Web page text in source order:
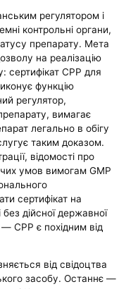
регулятором і
контрольні органи,
препарату. Мета
на реалізацію
сертифікат CPP для
функцію
регулятор,
вимагає
легально в обігу
таким доказом.
відомості про
умов вимогам GMP
сертифікат на
дійсної державної
CPP є похідним від
від свідоцтва
засобу. Останнє —